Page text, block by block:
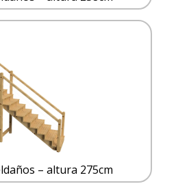
– altura 275cm